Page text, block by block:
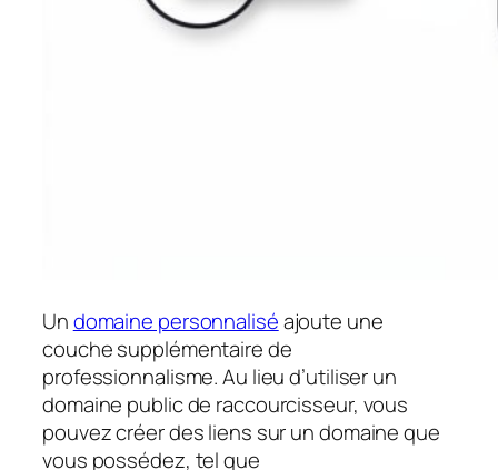
Undomaine personnaliséajoute une
couche supplémentaire de
professionnalisme. Au lieu d’utiliser un
domaine public de raccourcisseur, vous
pouvez créer des liens sur un domaine que
vous possédez, tel que